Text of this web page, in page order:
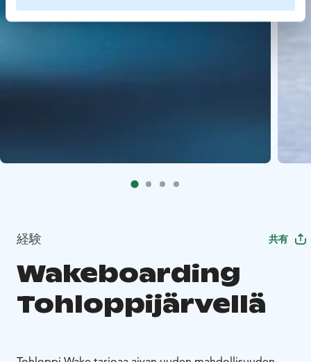
経験 共有
Wakeboarding
Tohloppijärvellä